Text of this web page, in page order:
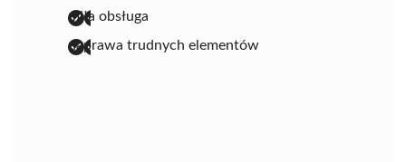
miła obsługa
naprawa trudnych elementów